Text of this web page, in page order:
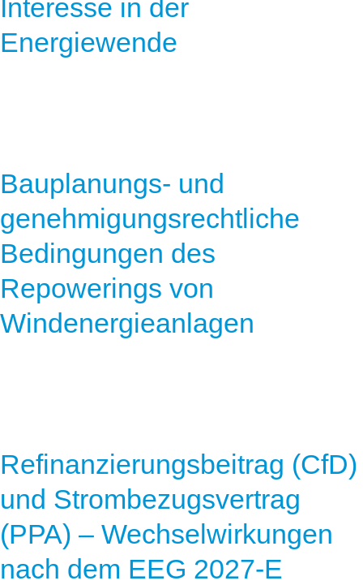
Interesse in der
Energiewende
Bauplanungs- und
genehmigungsrechtliche
Bedingungen des
Repowerings von
Windenergieanlagen
Refinanzierungsbeitrag (CfD)
und Strombezugsvertrag
(PPA) – Wechselwirkungen
nach dem EEG 2027-E